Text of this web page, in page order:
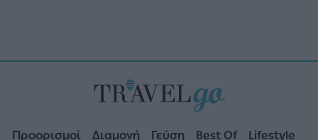
Προορισμοί Διαμονή Γεύση Best Of Lifestyle